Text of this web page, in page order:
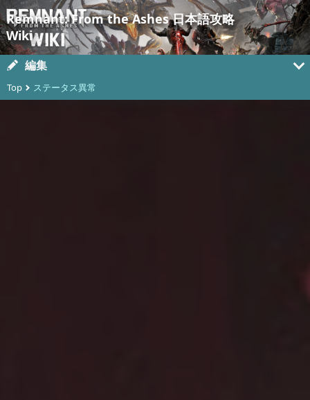
Remnant: From the Ashes 日本語攻略
Wiki
編集
Top ステータス異常